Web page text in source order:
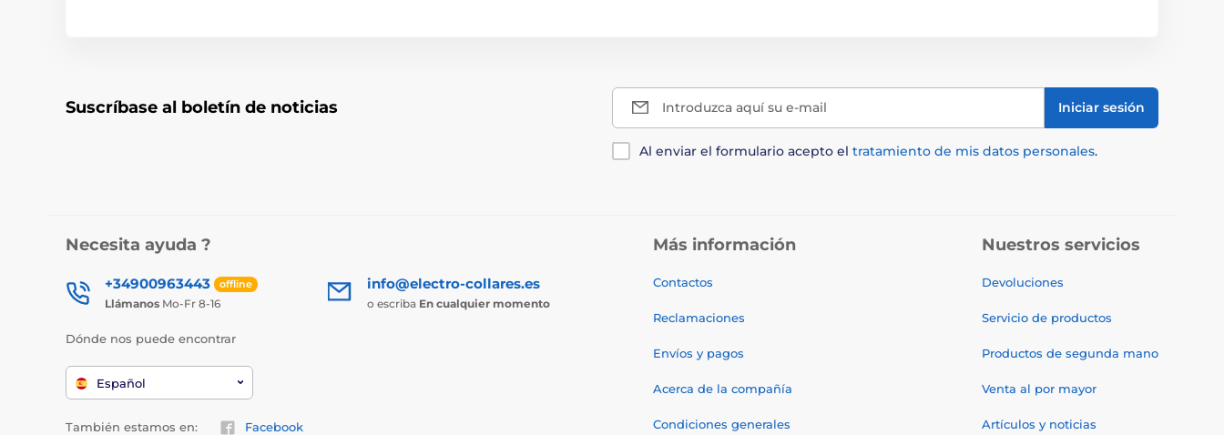
Suscríbase al boletín de noticias Introduzca aquí su e-mail Iniciar sesión
Al enviar el formulario acepto el tratamiento de mis datos personales.
Necesita ayuda ?
+34900963443 offline
Llámanos Mo-Fr 8-16
info@electro-collares.es
o escriba En cualquier momento
Dónde nos puede encontrar
Español
También estamos en: Facebook
Más información
Contactos
Reclamaciones
Envíos y pagos
Acerca de la compañía
Condiciones generales
Nuestros servicios
Devoluciones
Servicio de productos
Productos de segunda mano
Venta al por mayor
Artículos y noticias